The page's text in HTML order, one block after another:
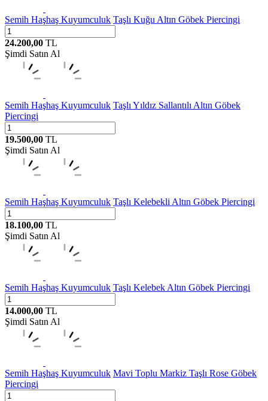
Semih Haşhaş Kuyumculuk Taşlı Kuğu Altın Göbek Piercingi
24.200,00 TL
Şimdi Satın Al
Semih Haşhaş Kuyumculuk Taşlı Yıldız Sallantılı Altın Göbek
Piercingi
19.500,00 TL
Şimdi Satın Al
Semih Haşhaş Kuyumculuk Taşlı Kelebekli Altın Göbek Piercingi
18.100,00 TL
Şimdi Satın Al
Semih Haşhaş Kuyumculuk Taşlı Kelebek Altın Göbek Piercingi
14.000,00 TL
Şimdi Satın Al
Semih Haşhaş Kuyumculuk Mavi Toplu Markiz Taşlı Rose Göbek
Piercingi